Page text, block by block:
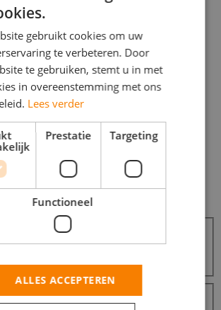
in Den Haag
in Den Haag gevonden.
vacatures van deze zoekopdracht!
op elk moment uitzetten.
die bij jou past
gebruikt cookies om uw
te verbeteren. Door
te gebruiken, stemt u in met
in overeenstemming met ons
Lees verder
Prestatie Targeting
Functioneel
ALLES ACCEPTEREN